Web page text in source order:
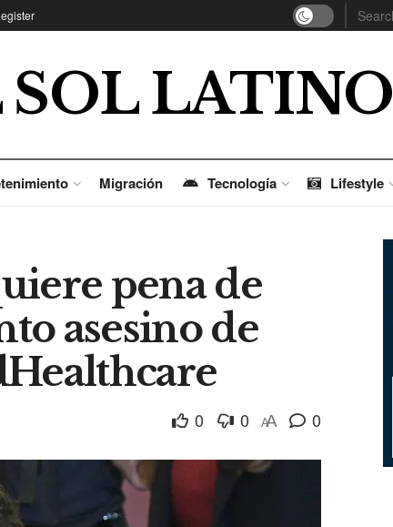
SOL LATINO
Migración Tecnología Lifestyle
pena de
asesino de
0 0 AA 0